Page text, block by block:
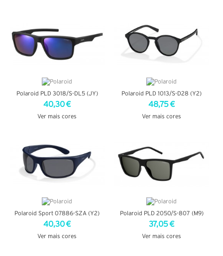
Polaroid PLD 3018/S-DL5 (JY)
40,30 €
Ver mais cores
Polaroid PLD 1013/S-D28 (Y2)
48,75 €
Ver mais cores
Polaroid Sport 07886-SZA (Y2)
40,30 €
Ver mais cores
Polaroid PLD 2050/S-807 (M9)
37,05 €
Ver mais cores